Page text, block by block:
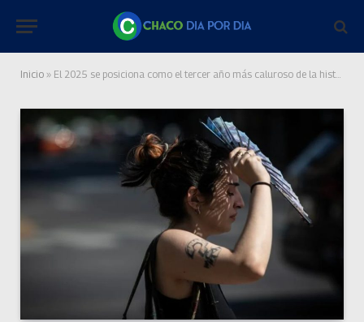
Inicio » El 2025 se posiciona como el tercer año más caluroso de la historia